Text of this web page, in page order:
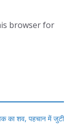
browser for
का शव, पहचान में जुटी